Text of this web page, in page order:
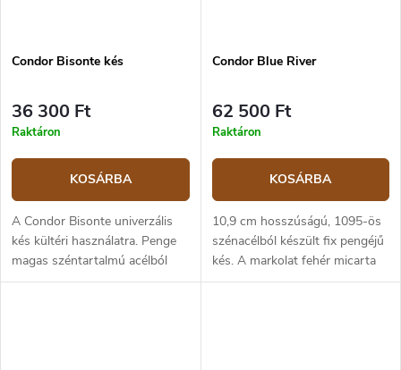
Condor Bisonte kés
36 300 Ft
Raktáron
KOSÁRBA
A Condor Bisonte univerzális
kés kültéri használatra. Penge
magas széntartalmú acélból
1095, hossza 12 cm, skandináv
Condor Blue River
62 500 Ft
Raktáron
KOSÁRBA
10,9 cm hosszúságú, 1095-ös
szénacélból készült fix pengéjű
kés. A markolat fehér micarta
anyagból készült, beágyazott